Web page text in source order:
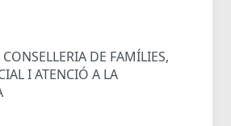
CONSELLERIA DE FAMÍLIES,
I ATENCIÓ A LA